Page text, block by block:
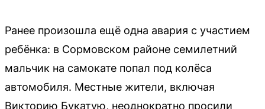
Ранее произошла ещё одна авария с участием
ребёнка: в Сормовском районе семилетний
мальчик на самокате попал под колёса
автомобиля. Местные жители, включая
Викторию Букатую, неоднократно просили